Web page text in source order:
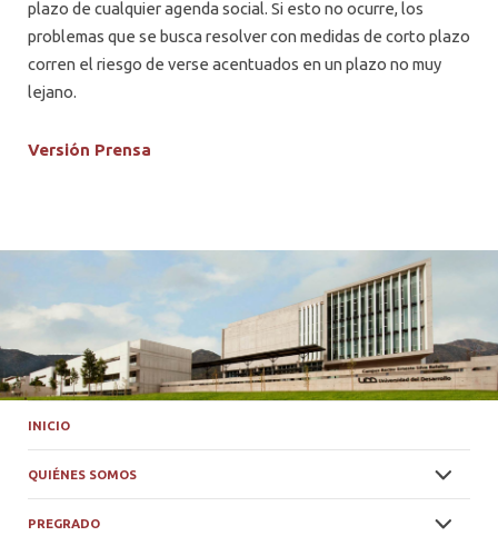
plazo de cualquier agenda social. Si esto no ocurre, los
problemas que se busca resolver con medidas de corto plazo
corren el riesgo de verse acentuados en un plazo no muy
lejano.
Versión Prensa
INICIO
QUIÉNES SOMOS
PREGRADO